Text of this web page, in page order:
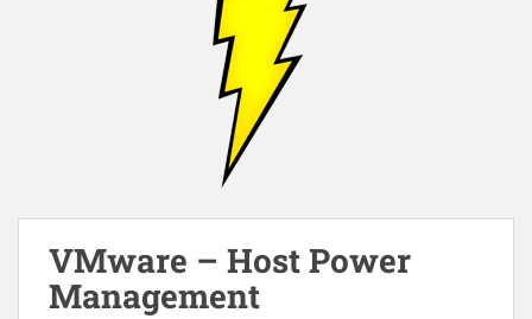
VMware – Host Power
Management